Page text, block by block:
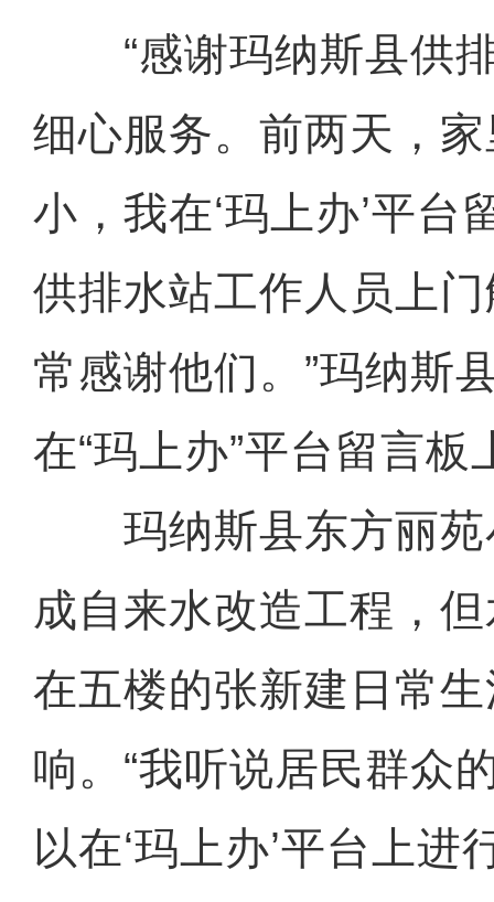
“感谢玛纳斯县供排
细心服务。前两天，
小，我在‘玛上办’平台
供排水站工作人员上
常感谢他们。”玛纳斯
在“玛上办”平台留言板
玛纳斯县东方丽苑
成自来水改造工程，
在五楼的张新建日常
响。“我听说居民群众
以在‘玛上办’平台上进